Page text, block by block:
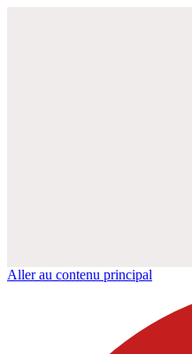
Aller au contenu principal